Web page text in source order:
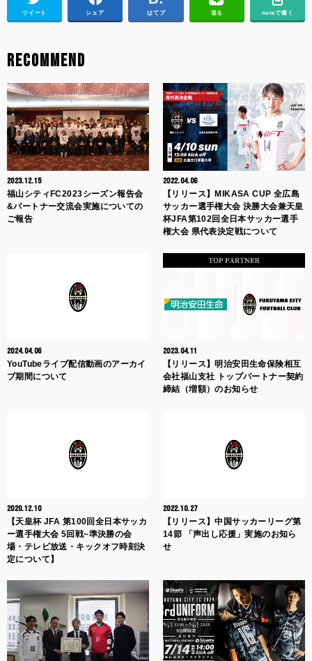
ツイート シェア はてブ 送る noteで書く
RECOMMEND
2023.12.15
福山シティFC2023シーズン報告会
&パートナー交流会実施についての
ご報告
2022.04.06
【リリース】MIKASA CUP 全広島
サッカー選手権大会 決勝大会兼天皇
杯JFA第102回全日本サッカー選手
権大会 県代表決定戦について
2024.04.06
YouTubeライブ配信動画のアーカイ
ブ期間について
2023.04.11
【リリース】明治安田生命保険相互
会社福山支社 トップパートナー契約
締結（増額）のお知らせ
2020.12.10
【天皇杯 JFA 第100回全日本サッカ
ー選手権大会 5回戦~準決勝の会
場・テレビ放送・キックオフ時刻決
定について】
2022.10.27
【リリース】中国サッカーリーグ第
14節 「声出し応援」実施のお知ら
せ